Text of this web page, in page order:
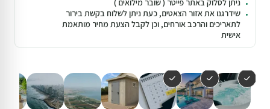
ניתן לסלוק באתר פייטר ( שובר מילואים )
שידרגנו את אזור הצאטים, כעת ניתן לשלוח בקשת בירור
לתאריכים והרכב אורחים, וכן לקבל הצעת מחיר מותאמת
אישית